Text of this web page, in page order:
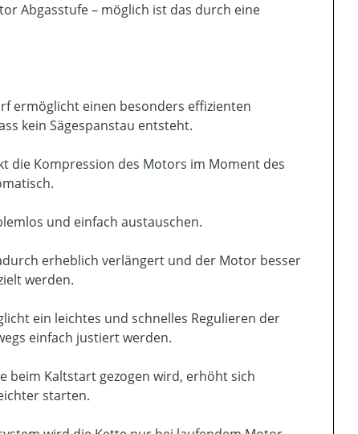
Abgasstufe – möglich ist das durch eine
ermöglicht einen besonders effizienten
kein Sägespanstau entsteht.
die Kompression des Motors im Moment des
und einfach austauschen.
erheblich verlängert und der Motor besser
werden.
ein leichtes und schnelles Regulieren der
einfach justiert werden.
beim Kaltstart gezogen wird, erhöht sich
starten.